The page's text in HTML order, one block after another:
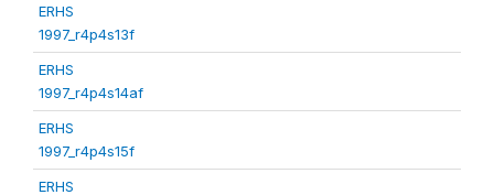
ERHS
1997_r4p4s13f
ERHS
1997_r4p4s14af
ERHS
1997_r4p4s15f
ERHS